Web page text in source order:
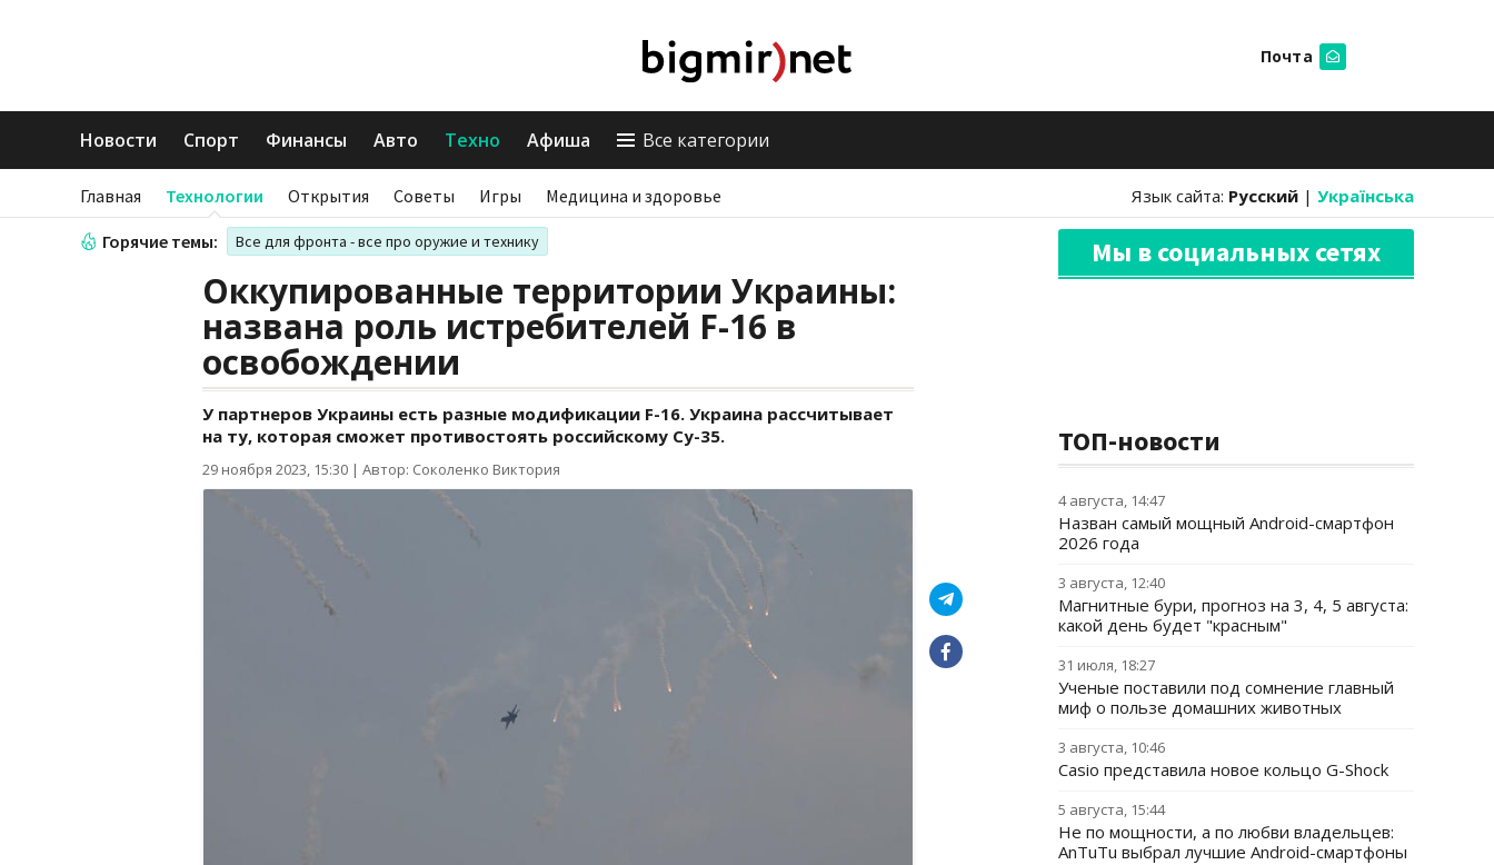
Почта
Новости Спорт Финансы Авто Техно Афиша Все категории
Главная Технологии Открытия Советы Игры Медицина и здоровье Язык сайта: Русский | Українська
Горячие темы: Все для фронта - все про оружие и технику
Оккупированные территории Украины:
названа роль истребителей F-16 в
освобождении
У партнеров Украины есть разные модификации F-16. Украина рассчитывает
на ту, которая сможет противостоять российскому Су-35.
29 ноября 2023, 15:30 | Автор: Соколенко Виктория
Мы в социальных сетях
ТОП-новости
4 августа, 14:47
Назван самый мощный Android-смартфон
2026 года
3 августа, 12:40
Магнитные бури, прогноз на 3, 4, 5 августа:
какой день будет "красным"
31 июля, 18:27
Ученые поставили под сомнение главный
миф о пользе домашних животных
3 августа, 10:46
Casio представила новое кольцо G-Shock
5 августа, 15:44
Не по мощности, а по любви владельцев:
AnTuTu выбрал лучшие Android-смартфоны